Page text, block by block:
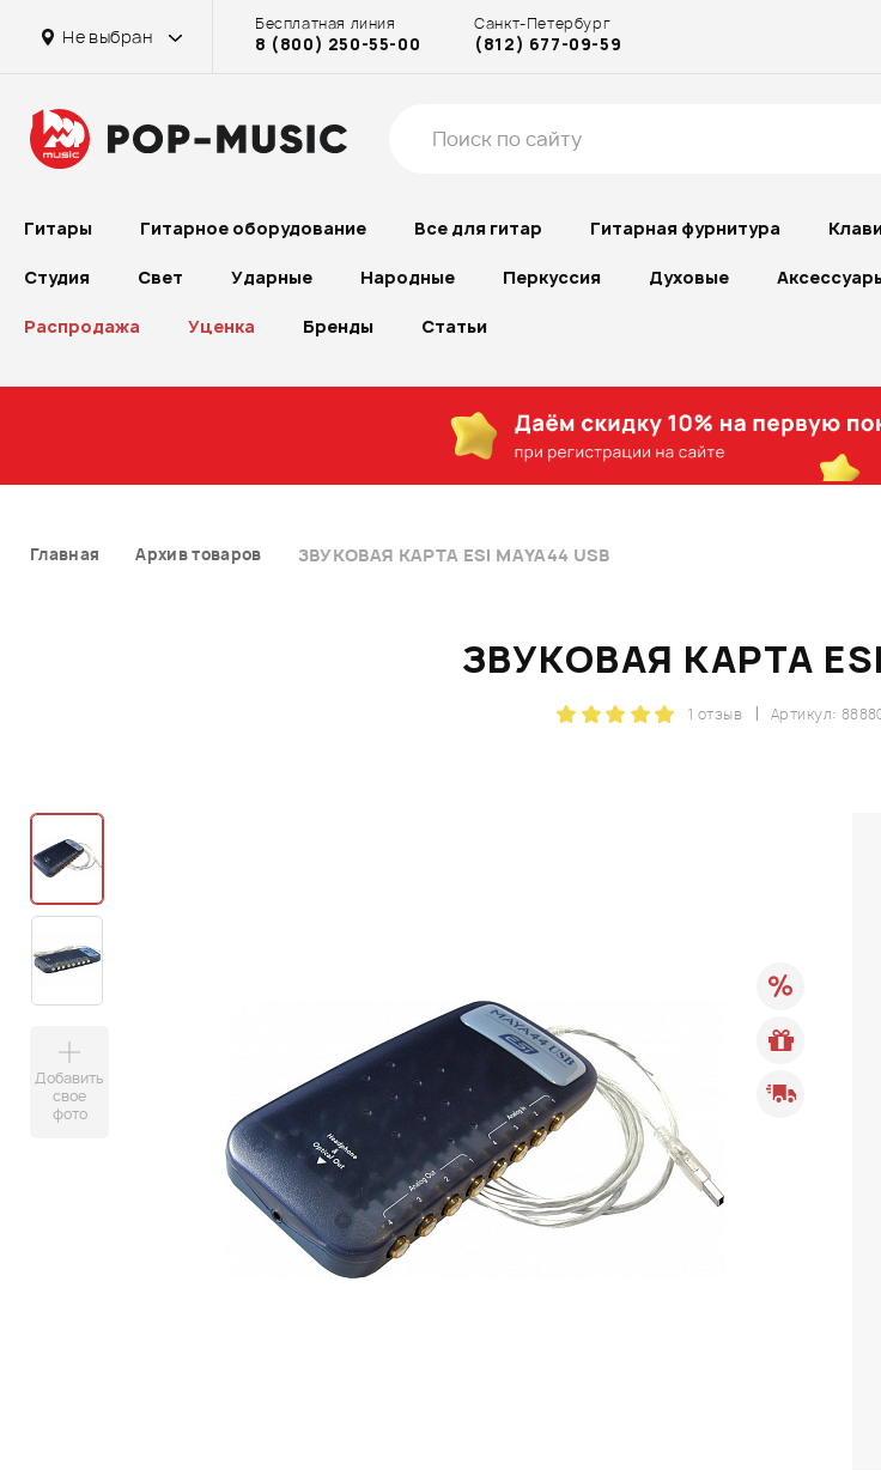
Не выбран
Бесплатная линия
8 (800) 250-55-00
Санкт-Петербург
(812) 677-09-59
Гитары Гитарное оборудование Все для гитар Гитарная фурнитура
Студия Свет Ударные Народные Перкуссия Духовые
Распродажа Уценка Бренды Статьи
Главная Архив товаров ЗВУКОВАЯ КАРТА ESI MAYA44 USB
ЗВУКОВАЯ КАРТА ESI
Артикул:
1 отзыв
Добавить
свое
фото